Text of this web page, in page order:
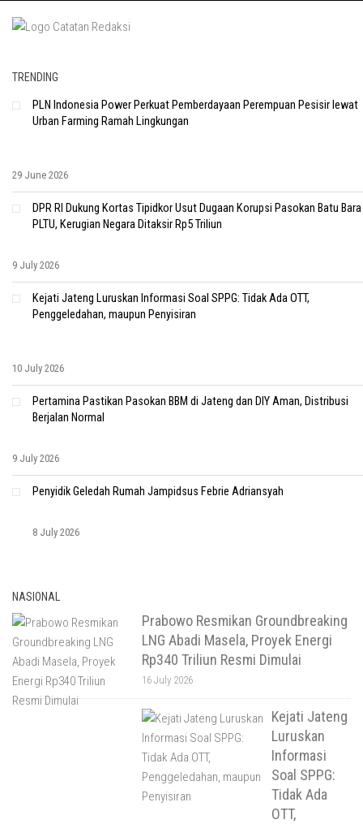
TRENDING
PLN Indonesia Power Perkuat Pemberdayaan Perempuan Pesisir lewat
Urban Farming Ramah Lingkungan
29 June 2026
DPR RI Dukung Kortas Tipidkor Usut Dugaan Korupsi Pasokan Batu Bara
PLTU, Kerugian Negara Ditaksir Rp5 Triliun
9 July 2026
Kejati Jateng Luruskan Informasi Soal SPPG: Tidak Ada OTT,
Penggeledahan, maupun Penyisiran
10 July 2026
Pertamina Pastikan Pasokan BBM di Jateng dan DIY Aman, Distribusi
Berjalan Normal
9 July 2026
Penyidik Geledah Rumah Jampidsus Febrie Adriansyah
8 July 2026
NASIONAL
Prabowo Resmikan Groundbreaking
LNG Abadi Masela, Proyek Energi
Rp340 Triliun Resmi Dimulai
16 July 2026
Kejati Jateng
Luruskan
Informasi
Soal SPPG:
Tidak Ada
OTT,